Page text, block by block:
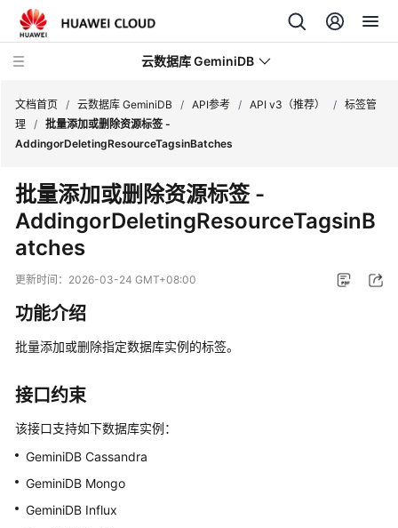
云数据库 GeminiDB
新
动
态
服
务
告
介
GeminiDB
Redis
口
文档首页 / 云数据库 GeminiDB / API参考 / API v3（推荐） / 标签管
理 / 批量添加或删除资源标签 -
AddingorDeletingResourceTagsinBatches
批量添加或删除资源标签 -
AddingorDeletingResourceTagsinB
atches
更新时间： 2026-03-24 GMT+08:00
功能介绍
批量添加或删除指定数据库实例的标签。
接口约束
该接口支持如下数据库实例：
GeminiDB Cassandra
GeminiDB Mongo
GeminiDB Influx